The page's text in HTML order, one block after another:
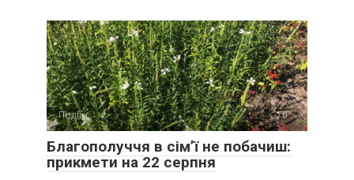
Події 0
Благополуччя в сім’ї не побачиш:
прикмети на 22 серпня